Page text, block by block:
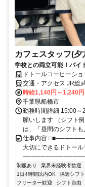
カフェスタッフ(夕
学校との両立可能！バイ
ドトールコーヒーシ
交通・アクセス JR総
時給1,140円～1,240円
千葉県船橋市
勤務時間詳細 15:00
願いします （シフト
は、「昼間のシフトも
仕事内容
大切にできるドトー
──────────────■□
制服あり 業界未経験者歓迎
1日4時間以内OK
隔週シフ
フリーター歓迎
シフト自由